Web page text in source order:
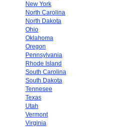
New York
North Carolina
North Dakota
Ohio
Oklahoma
Oregon
Pennsylvania
Rhode Island
South Carolina
South Dakota
Tennesee
Texas
Utah
Vermont
Virginia